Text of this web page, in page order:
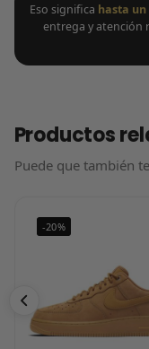
Eso significa hasta un
entrega y atención
Productos
Puede que también
-20%